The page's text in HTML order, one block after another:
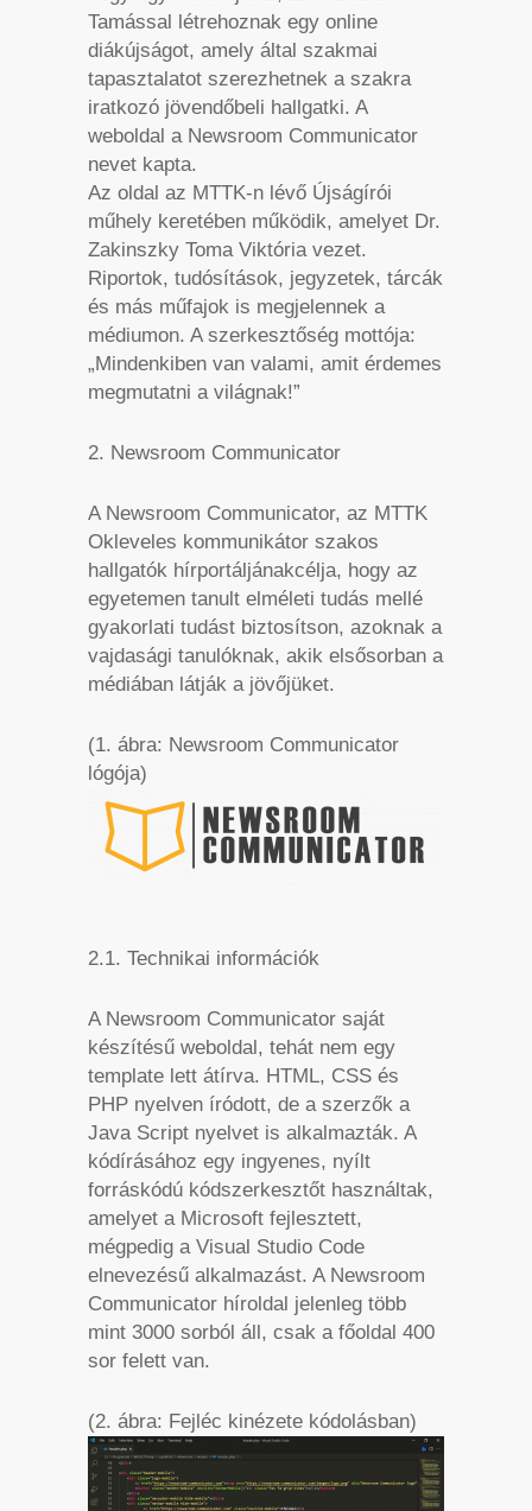
Tamással létrehoznak egy online
diákújságot, amely által szakmai
tapasztalatot szerezhetnek a szakra
iratkozó jövendőbeli hallgatki. A
weboldal a Newsroom Communicator
nevet kapta.
Az oldal az MTTK-n lévő Újságírói
műhely keretében működik, amelyet Dr.
Zakinszky Toma Viktória vezet.
Riportok, tudósítások, jegyzetek, tárcák
és más műfajok is megjelennek a
médiumon. A szerkesztőség mottója:
„Mindenkiben van valami, amit érdemes
megmutatni a világnak!”
2. Newsroom Communicator
A Newsroom Communicator, az MTTK
Okleveles kommunikátor szakos
hallgatók hírportáljánakcélja, hogy az
egyetemen tanult elméleti tudás mellé
gyakorlati tudást biztosítson, azoknak a
vajdasági tanulóknak, akik elsősorban a
médiában látják a jövőjüket.
(1. ábra: Newsroom Communicator
lógója)
2.1. Technikai információk
A Newsroom Communicator saját
készítésű weboldal, tehát nem egy
template lett átírva. HTML, CSS és
PHP nyelven íródott, de a szerzők a
Java Script nyelvet is alkalmazták. A
kódírásához egy ingyenes, nyílt
forráskódú kódszerkesztőt használtak,
amelyet a Microsoft fejlesztett,
mégpedig a Visual Studio Code
elnevezésű alkalmazást. A Newsroom
Communicator híroldal jelenleg több
mint 3000 sorból áll, csak a főoldal 400
sor felett van.
(2. ábra: Fejléc kinézete kódolásban)